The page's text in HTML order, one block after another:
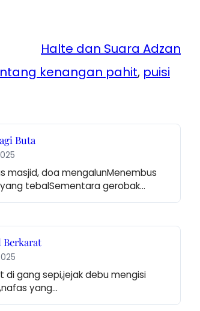
Halte dan Suara Adzan
kenangan pahit, puisi
Buta
masjid, doa mengalunMenembus
tebalSementara gerobak…
Berkarat
di gang sepi,jejak debu mengisi
yang…